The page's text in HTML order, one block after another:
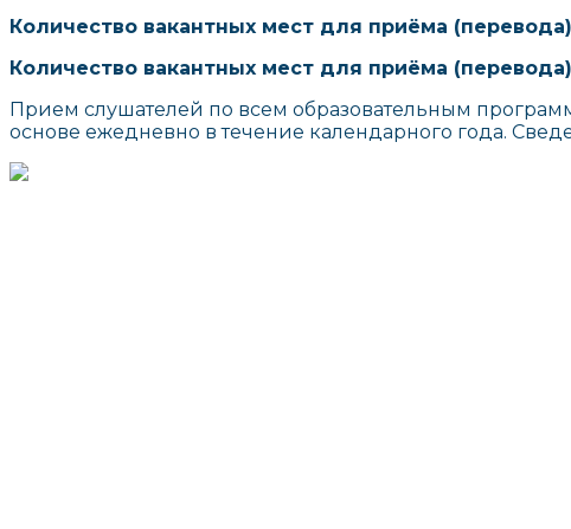
Количество вакантных мест для приёма
Количество вакантных мест для приёма
Прием слушателей по всем образовательным
основе ежедневно в течение календарного года.